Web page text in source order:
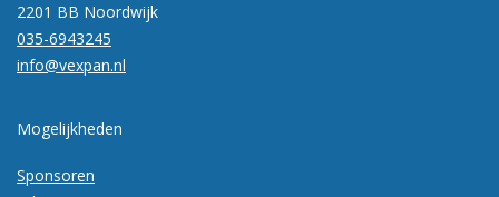
2201 BB Noordwijk
035-6943245
info@vexpan.nl
Mogelijkheden
Sponsoren